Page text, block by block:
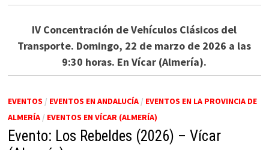
IV Concentración de Vehículos Clásicos del
Transporte. Domingo, 22 de marzo de 2026 a las
9:30 horas. En Vícar (Almería).
EVENTOS / EVENTOS EN ANDALUCÍA/ EVENTOS EN LA PROVINCIA DE
ALMERÍA/ EVENTOS EN VÍCAR (ALMERÍA)
Evento: Los Rebeldes (2026) – Vícar